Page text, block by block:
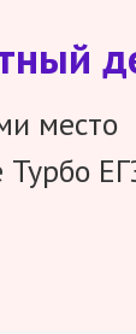
место
Турбо